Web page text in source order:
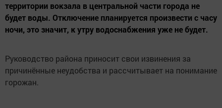
территории вокзала в центральной части города не
будет воды. Отключение планируется произвести с часу
ночи, это значит, к утру водоснабжения уже не будет.
Руководство района приносит свои извинения за
причинённые неудобства и рассчитывает на понимание
горожан.